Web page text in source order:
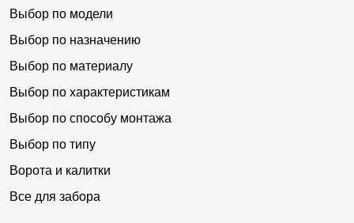
Выбор по модели
Выбор по назначению
Выбор по материалу
Выбор по характеристикам
Выбор по способу монтажа
Выбор по типу
Ворота и калитки
Все для забора